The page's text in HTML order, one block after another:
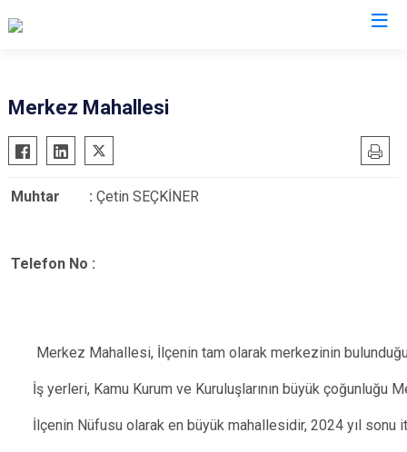
Cumayeri
Akçakoca
Çilimli
Gümüşova
Merkez Mahallesi
Muhtar :Çetin SEÇKİNER
Telefon No :
Merkez Mahallesi, İlçenin tam olarak merkezinin
İş yerleri, Kamu Kurum ve Kuruluşlarının büyük çoğunluğu
İlçenin Nüfusu olarak en büyük mahallesidir, 2024 yıl sonu